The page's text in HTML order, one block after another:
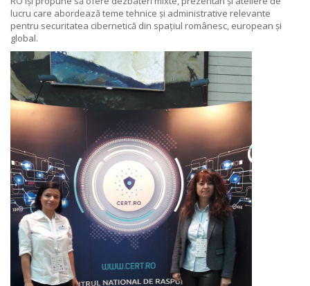
lucru care abordează teme tehnice și administrative relevante
pentru securitatea cibernetică din spațiul românesc, european și
global.